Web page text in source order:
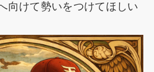
向けて勢いをつけてほしい